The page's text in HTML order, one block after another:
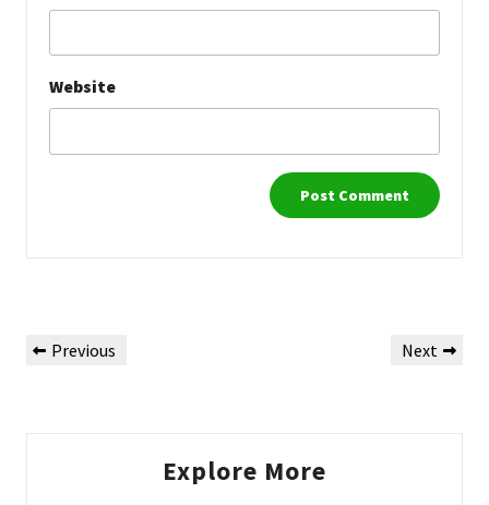
Website
navigation
Previous
Previous
Next
Next
Explore More